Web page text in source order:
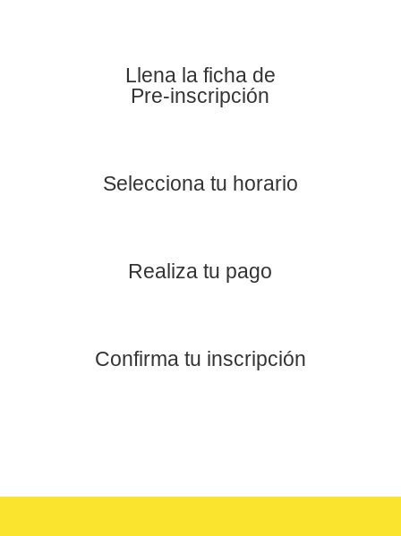
Llena la ficha de
Pre-inscripción
Selecciona tu horario
Realiza tu pago
Confirma tu inscripción